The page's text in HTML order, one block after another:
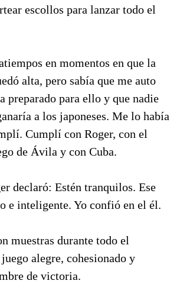
escollos para lanzar todo el
en momentos en que la
alta, pero sabía que me auto
preparado para ello y que nadie
a los japoneses. Me lo había
Cumplí con Roger, con el
de Ávila y con Cuba.
declaró: Estén tranquilos. Ese
e inteligente. Yo confió en el él.
muestras durante todo el
alegre, cohesionado y
de victoria.